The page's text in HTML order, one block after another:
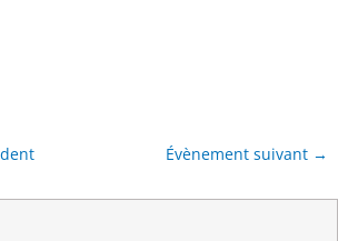
Évènement suivant →